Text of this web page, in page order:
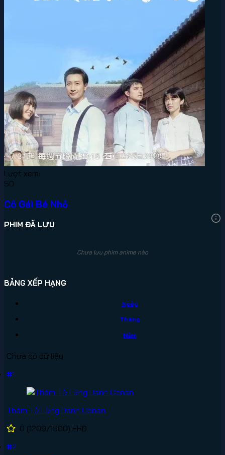
Lượt xem:
50
Cô Gái Bé Nhỏ
PHIM ĐÃ LƯU
Chưa lưu phim anime nào
BẢNG XẾP HẠNG
Ngày
Tháng
Năm
Chưa có dữ liệu
#1
Thám Tử Lừng Danh Conan
0 (1209/1500) FHD
#2